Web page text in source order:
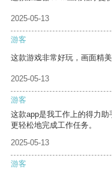
2025-05-13
游客
这款游戏非常好玩，画面精美
2025-05-13
游客
这款app是我工作上的得力
更轻松地完成工作任务。
2025-05-13
游客